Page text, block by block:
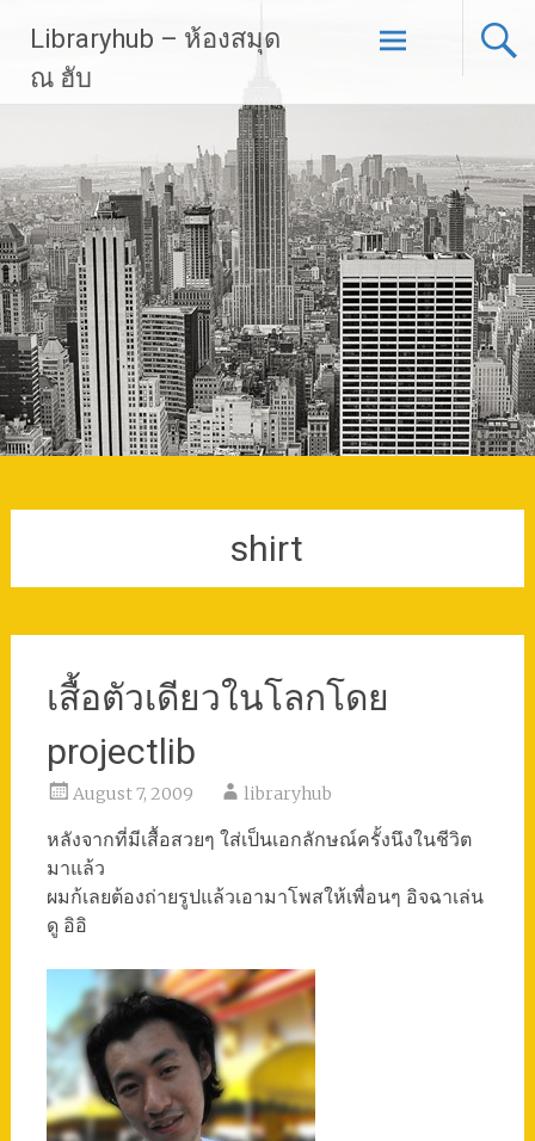
content
Libraryhub – ห้องสมุด
ณ ฮับ
shirt
เสื้อตัวเดียวในโลกโดย
projectlib
August 7, 2009 libraryhub
หลังจากที่มีเสื้อสวยๆ ใส่เป็นเอกลักษณ์ครั้งนึงในชีวิต
มาแล้ว
ผมก้เลยต้องถ่ายรูปแล้วเอามาโพสให้เพื่อนๆ อิจฉาเล่น
ดู อิอิ